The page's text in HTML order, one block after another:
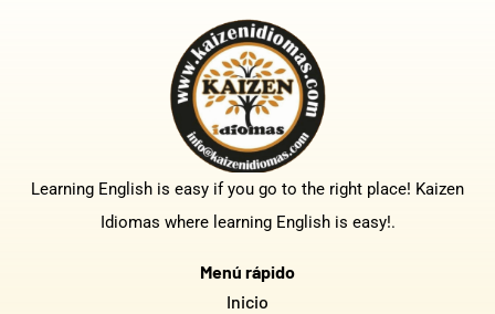
Learning English is easy if you go to the right place! Kaizen
Idiomas where learning English is easy!.
Menú rápido
Inicio